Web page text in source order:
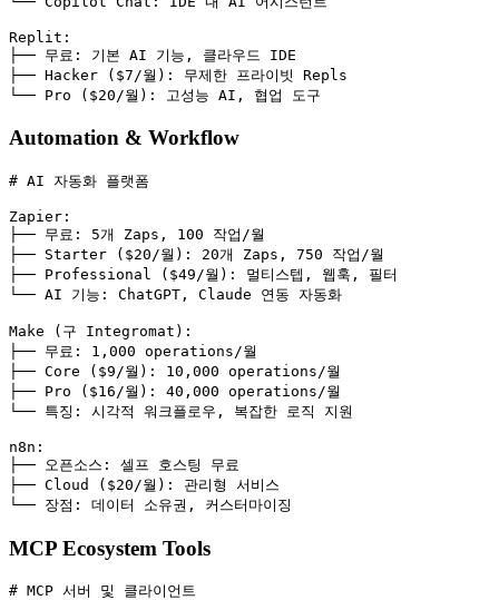
Replit :
├── 무료 :
기본 AI 기능, 클라우드 IDE
├── Hacker ($7/월) :
무제한 프라이빗 Repls
└── Pro ($20/월) : 고성능 AI, 협업 도구
Automation & Workflow
# AI 자동화 플랫폼
Zapier :
├── 무료 :
5개 Zaps, 100 작업/월
├── Starter ($20/월) :
20개 Zaps, 750 작업/월
├── Professional ($49/월) :
멀티스텝, 웹훅, 필터
└── AI 기능 : ChatGPT, Claude 연동 자동화
Make (구 Integromat) :
├── 무료 :
1,000 operations/월
├── Core ($9/월) :
10,000 operations/월
├── Pro ($16/월) :
40,000 operations/월
└── 특징 : 시각적 워크플로우, 복잡한 로직 지원
n8n :
├──
오픈소스 :
셀프 호스팅 무료
├── Cloud ($20/월) :
관리형 서비스
└── 장점 : 데이터 소유권, 커스터마이징
MCP Ecosystem Tools
# MCP 서버 및 클라이언트